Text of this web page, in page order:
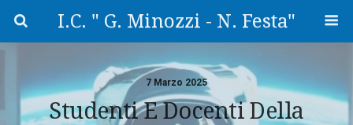
I.C. " G. Minozzi - N. Festa"
7 Marzo 2025
Studenti E Docenti Della